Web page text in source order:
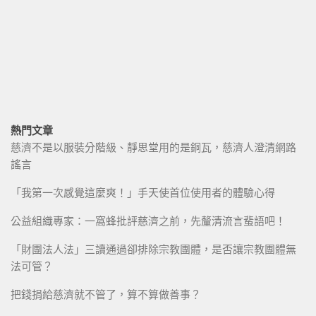
熱門文章
慈濟不是以服裝分階級、靜思堂用的是銅瓦，慈濟人澄清網路
謠言
「我第一次感覺這麼爽！」手天使首位使用者的體驗心得
公益組織專家：一窩蜂批評慈濟之前，先釐清流言蜚語吧！
「財團法人法」三讀通過卻排除宗教團體，是否讓宗教團體無
法可管？
把錢捐給慈濟就不管了，算不算做善事？